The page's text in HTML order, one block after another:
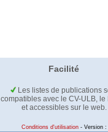
Facilité
Les listes de publications
compatibles avec le CV-ULB, le
et accessibles sur le web.
Conditions d'utilisation - Version :